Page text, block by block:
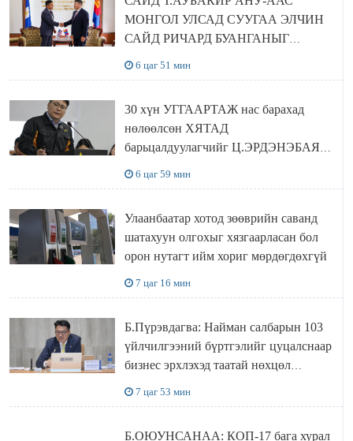
МОНГОЛ УЛСАД СУУГАА ЭЛЧИН
САЙД РИЧАРД БУАНГАНЫГ
6 цаг 51 мин
30 хүн УГГААРТАЖ нас барахад
нөлөөлсөн ХЯТАД
барьцалдуулагчийг Ц.ЭРДЭНЭБАЯР
6 цаг 59 мин
Улаанбаатар хотод зөөврийн саванд
шатахуун олгохыг хязгаарласан бол
орон нутагт ийм хориг мөрдөгдөхгүй
7 цаг 16 мин
Б.Пүрэвдагва: Найман салбарын 103
үйлчилгээний бүртгэлийг цуцалснаар
бизнес эрхлэхэд таатай нөхцөл
7 цаг 53 мин
Б.ОЮУНСАНАА: КОП-17 бага хурал